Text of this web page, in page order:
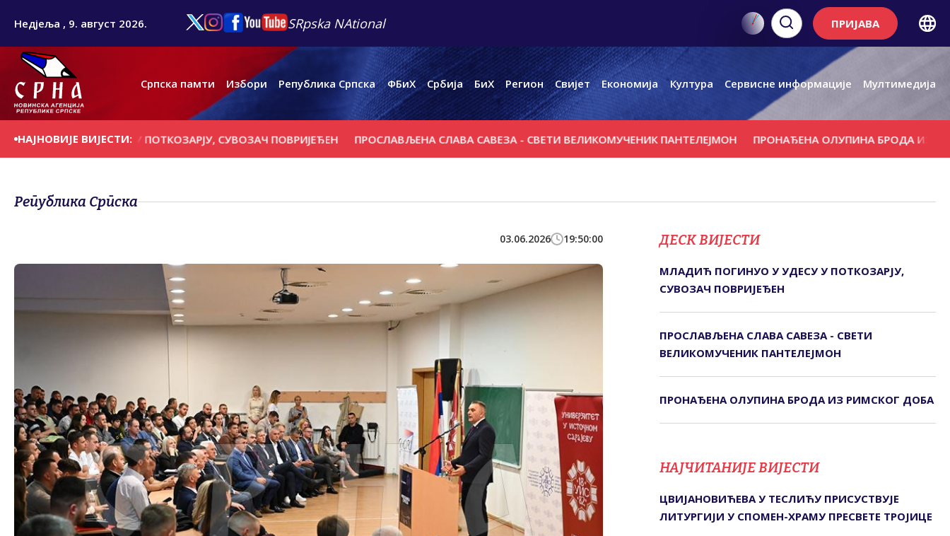
Недјеља , 9. август 2026. SRpska NAtional ПРИЈАВА
Српска памти Избори Република Српска ФБиХ Србија БиХ Регион Свијет Економија Култура Сервисне информације Мултимедија
НАЈНОВИЈЕ ВИЈЕСТИ:
У УДЕСУ У ПОТКОЗАРЈУ, СУВОЗАЧ ПОВРИЈЕЂЕН ПРОСЛАВЉЕНА СЛАВА САВЕЗА - СВЕТИ ВЕЛИКОМУЧЕНИК ПАНТЕЛЕЈМОН ПРОНАЂЕНА ОЛУПИНА БРОДА ИЗ
Република Српска
03.06.2026 19:50:00 ДЕСК ВИЈЕСТИ
МЛАДИЋ ПОГИНУО У УДЕСУ У ПОТКОЗАРЈУ,
СУВОЗАЧ ПОВРИЈЕЂЕН
ПРОСЛАВЉЕНА СЛАВА САВЕЗА - СВЕТИ
ВЕЛИКОМУЧЕНИК ПАНТЕЛЕЈМОН
ПРОНАЂЕНА ОЛУПИНА БРОДА ИЗ РИМСКОГ ДОБА
НАЈЧИТАНИЈЕ ВИЈЕСТИ
ЦВИЈАНОВИЋЕВА У ТЕСЛИЋУ ПРИСУСТВУЈЕ
ЛИТУРГИЈИ У СПОМЕН-ХРАМУ ПРЕСВЕТЕ ТРОЈИЦЕ